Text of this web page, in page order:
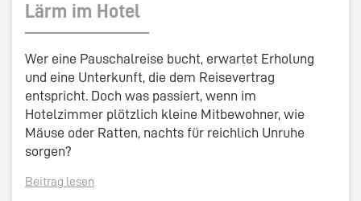
Lärm im Hotel
Wer eine Pauschalreise bucht, erwartet Erholung
und eine Unterkunft, die dem Reisevertrag
entspricht. Doch was passiert, wenn im
Hotelzimmer plötzlich kleine Mitbewohner, wie
Mäuse oder Ratten, nachts für reichlich Unruhe
sorgen?
Beitrag lesen